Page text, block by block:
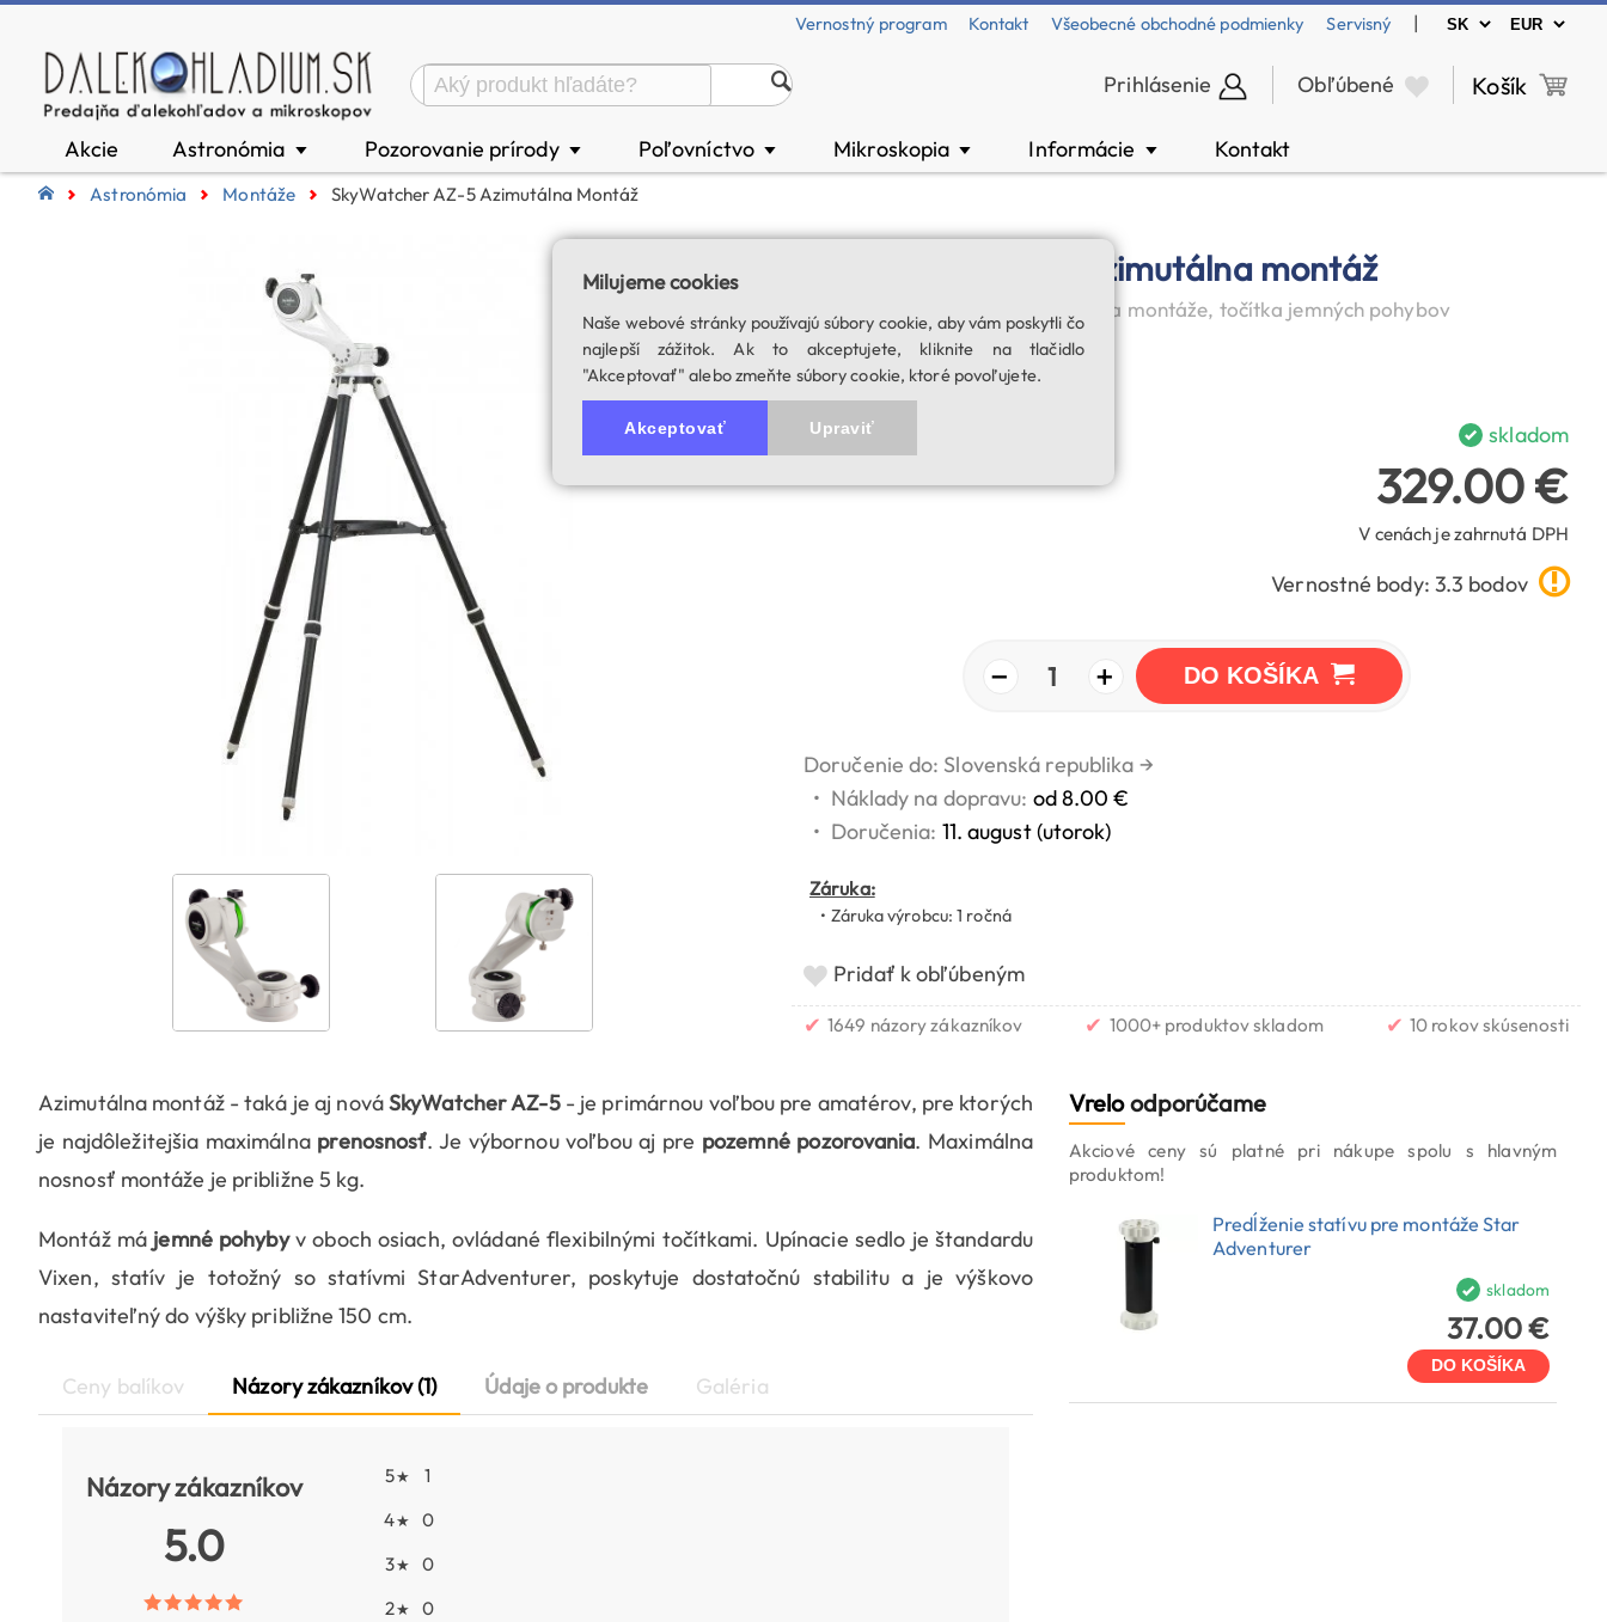
Vernostný program Kontakt Všeobecné obchodné podmienky Servisný |
Prihlásenie Obľúbené Košík
Akcie Astronómia ▼ Pozorovanie prírody ▼ Poľovníctvo ▼ Mikroskopia ▼ Informácie ▼ Kontakt
Astronómia Montáže SkyWatcher AZ-5 Azimutálna Montáž
SkyWatcher AZ-5 azimutálna montáž
Statív, predlžovací nástavec, hlava montáže, točítka jemných pohybov
SKU: 02419
5.0 1 hodnotenie
skladom
329.00 €
V cenách je zahrnutá DPH
Vernostné body: 3.3 bodov
− 1 + DO KOŠÍKA
Doručenie do: Slovenská republika →
• Náklady na dopravu: od 8.00 €
• Doručenia: 11. august (utorok)
Záruka:
• Záruka výrobcu: 1 ročná
Pridať k obľúbeným
✔ 1649 názory zákazníkov ✔ 1000+ produktov skladom ✔ 10 rokov skúsenosti
Azimutálna montáž - taká je aj nováSkyWatcherAZ-5- je primárnou voľbou pre amatérov, pre ktorých
je najdôležitejšia maximálna prenosnosť. Je výbornou voľbou aj pre pozemné pozorovania. Maximálna
nosnosť montáže je približne 5 kg.
Montáž má jemné pohybyv oboch osiach, ovládané flexibilnými točítkami. Upínacie sedlo je štandardu
Vixen, statív je totožný so statívmi StarAdventurer, poskytuje dostatočnú stabilitu a je výškovo
nastaviteľný do výšky približne 150 cm.
Ceny balíkov Názory zákazníkov (1) Údaje o produkte Galéria
Názory zákazníkov
5.0
5★
1
4★
0
3★
0
2★
0
Vreloodporúčame
Akciové ceny sú platné pri nákupe spolu s hlavným
produktom!
Predĺženie statívu pre montáže Star
Adventurer
skladom
37.00 €
DO KOŠÍKA
Milujeme cookies
Naše webové stránky používajú súbory cookie, aby vám poskytli čo
najlepší zážitok. Ak to akceptujete, kliknite na tlačidlo
"Akceptovať" alebo zmeňte súbory cookie, ktoré povoľujete.
Akceptovať Upraviť